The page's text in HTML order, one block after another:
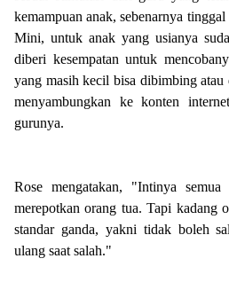
kemampuan anak, sebenarnya
Mini, untuk anak yang usianya
diberi kesempatan untuk
yang masih kecil bisa dibimbing atau
menyambungkan ke konten
gurunya.
Rose mengatakan, "Intinya
merepotkan orang tua. Tapi kadang
standar ganda, yakni tidak boleh
ulang saat salah."